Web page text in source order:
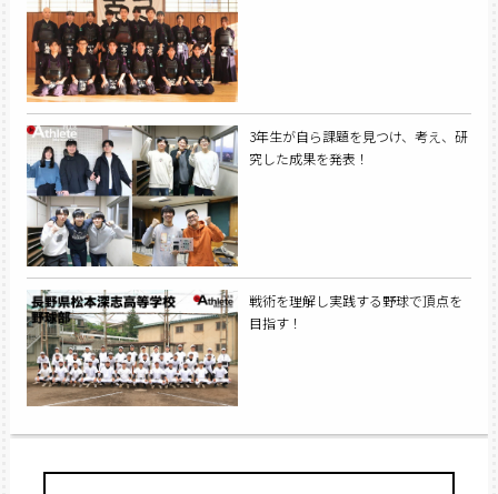
3年生が自ら課題を見つけ、考え、研
究した成果を発表！
戦術を理解し実践する野球で頂点を
目指す！